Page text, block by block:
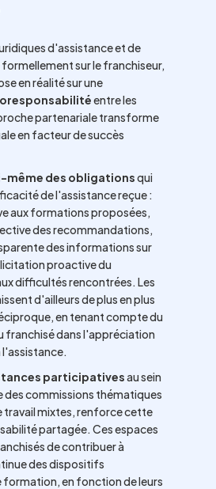
d'assistance et de
sur le franchiseur,
en réalité sur une
entre les
partenariale transforme
en facteur de succès
même des obligationsqui
de l'assistance reçue :
aux formations proposées,
des recommandations,
des informations sur
proactive du
difficultés rencontrées. Les
d'ailleurs de plus en plus
en tenant compte du
dans l'appréciation
participativesau sein
des commissions thématiques
travail mixtes, renforce cette
partagée. Ces espaces
de contribuer à
des dispositifs
formation, en fonction de leurs